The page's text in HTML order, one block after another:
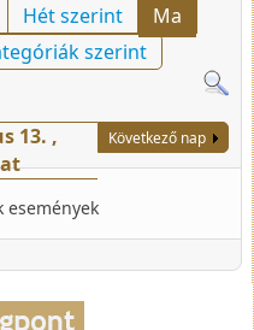
Hét szerint
Ma
szerint
13. ,
Következő nap
események